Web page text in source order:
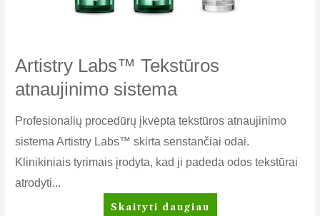
Artistry Labs™ Tekstūros
atnaujinimo sistema
Profesionalių procedūrų įkvėpta tekstūros atnaujinimo
sistema Artistry Labs™ skirta senstančiai odai.
Klinikiniais tyrimais įrodyta, kad ji padeda odos tekstūrai
atrodyti...
Artistry
Skaityti daugiau